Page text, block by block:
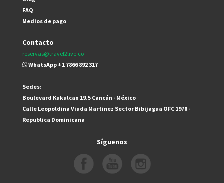
FAQ
Medios de pago
Contacto
reservas@travel2live.co
WhatsApp +1 7866 892 317
Sedes:
Boulevard Kukulcan 19.5 Cancún - México
Calle Leopoldina Viuda Martinez Sector Bibijagua OFC 1978 -
Republica Dominicana
Síguenos